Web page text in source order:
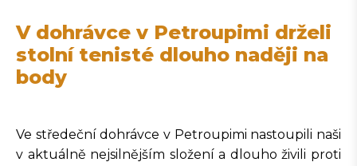
V dohrávce v Petroupimi drželi
stolní tenisté dlouho naději na
body
Ve středeční dohrávce v Petroupimi nastoupili naši
v aktuálně nejsilnějším složení a dlouho živili proti